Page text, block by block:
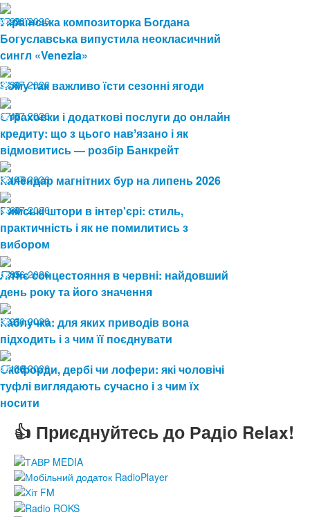
03.08.2026
29
Українська композиторка Богдана
Богуславська випустила неокласичний
сингл «Venezia»
24.07.2026
30
Чому так важливо їсти сезонні ягоди
17.07.2026
48
Страховки і додаткові послуги до онлайн
кредиту: що з цього навʼязано і як
відмовитись — розбір Банкрейт
13.07.2026
149
Календар магнітних бур на липень 2026
08.07.2026
60
Римські штори в інтер'єрі: стиль,
практичність і як не помилитись з
вибором
19.06.2026
85
Літнє сонцестояння в червні: найдовший
день року та його значення
19.06.2026
91
Каблучка: для яких приводів вона
підходить і з чим її поєднувати
15.06.2026
116
Оксфорди, дербі чи лофери: які чоловічі
туфлі виглядають сучасно і з чим їх
носити
👍 Приєднуйтесь до Радіо Relax!